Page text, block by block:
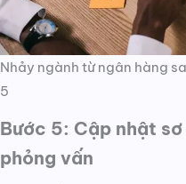
Nhảy ngành từ ngân hàng
5
Bước 5: Cập nhật
phỏng vấn